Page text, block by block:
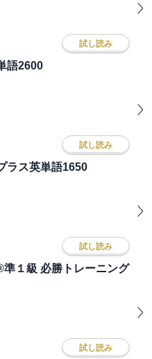
試し読み
語2600
試し読み
ラス英単語1650
試し読み
１級 必勝トレーニング
試し読み